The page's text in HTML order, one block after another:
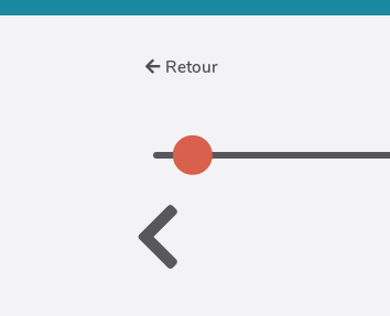
Retour